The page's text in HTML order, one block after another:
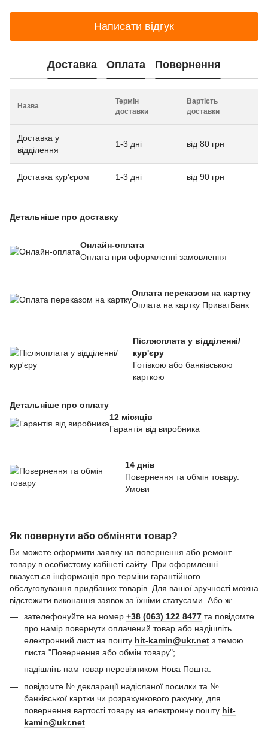
Написати відгук
Доставка Оплата Повернення
Назва
Термін
доставки
Вартість
доставки
Доставка у
відділення
1-3 дні від 80 грн
Доставка кур'єром 1-3 дні від 90 грн
Детальніше про доставку
Онлайн-оплата
Оплата при оформленні замовлення
Оплата переказом на картку
Оплата на картку ПриватБанк
Післяоплата у відділенні/
кур'єру
Готівкою або банківською
карткою
Детальніше про оплату
12 місяців
Гарантія від виробника
14 днів
Повернення та обмін товару.
Умови
Як повернути або обміняти товар?
Ви можете оформити заявку на повернення або ремонт
товару в особистому кабінеті сайту. При оформленні
вказується інформація про терміни гарантійного
обслуговування придбаних товарів. Для вашої зручності можна
відстежити виконання заявок за їхніми статусами. Або ж:
зателефонуйте на номер +38 (063) 122 8477 та повідомте
про намір повернути оплачений товар або надішліть
електронний лист на пошту hit-kamin@ukr.net з темою
листа "Повернення або обмін товару";
надішліть нам товар перевізником Нова Пошта.
повідомте № декларації надісланої посилки та №
банківської картки чи розрахункового рахунку, для
повернення вартості товару на електронну пошту hit-
kamin@ukr.net